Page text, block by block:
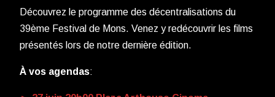
Découvrez le programme des décentralisations du
39ème Festival de Mons. Venez y redécouvrir les films
présentés lors de notre dernière édition.
À vos agendas: